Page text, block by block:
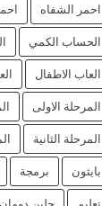
احمر الشفاه
الحساب الكمي
العاب الاطفال
المرحلة الاولى
المرحلة الثانية
بايثون برمجة